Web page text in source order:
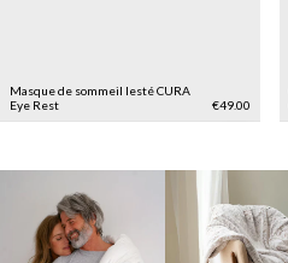
Masque de sommeil lesté CURA
Eye Rest
€49.00